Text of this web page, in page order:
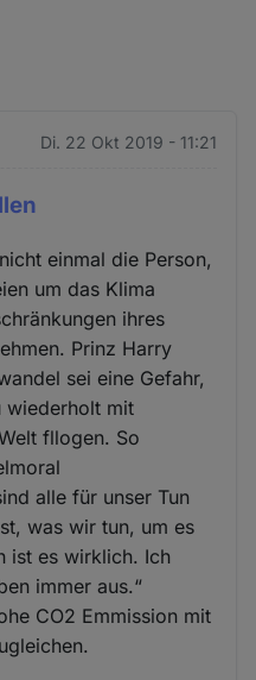
Di. 22 Okt 2019 - 11:21
einmal die Person,
um das Klima
ihres
Prinz Harry
sei eine Gefahr,
wiederholt mit
fllogen. So
alle für unser Tun
was wir tun, um es
ist es wirklich. Ich
immer aus.“
CO2 Emmission mit